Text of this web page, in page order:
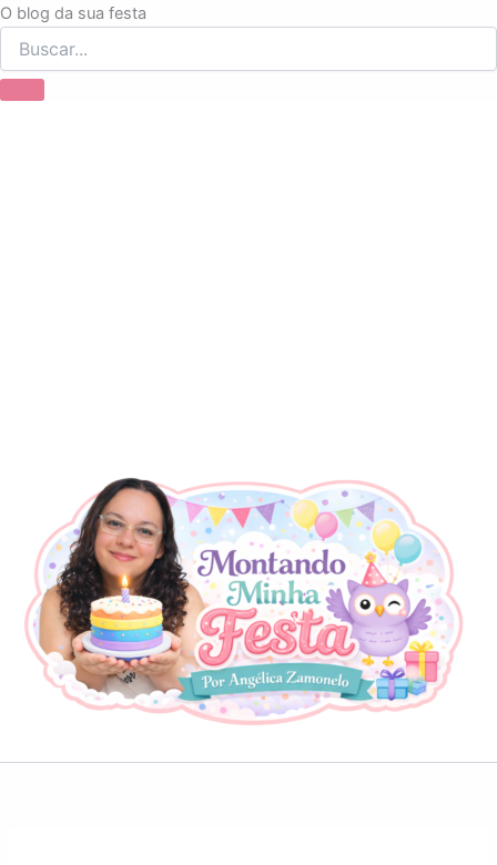
O blog da sua festa
Ir
para
o